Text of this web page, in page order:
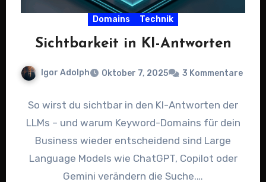
Domains Technik
Sichtbarkeit in KI-Antworten
Igor Adolph Oktober 7, 2025 3 Kommentare
So wirst du sichtbar in den KI-Antworten der
LLMs – und warum Keyword-Domains für dein
Business wieder entscheidend sind Large
Language Models wie ChatGPT, Copilot oder
Gemini verändern die Suche.…